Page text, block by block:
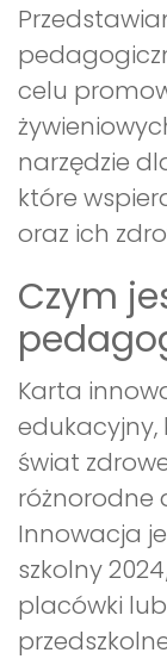
celu
narzędzie
które
oraz ich
Czym
Karta
edukacyjny,
świat
różnorodne
Innowacja
szkolny
placówki